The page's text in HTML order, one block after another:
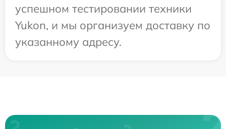
успешном тестировании техники
Yukon, и мы организуем доставку по
указанному адресу.